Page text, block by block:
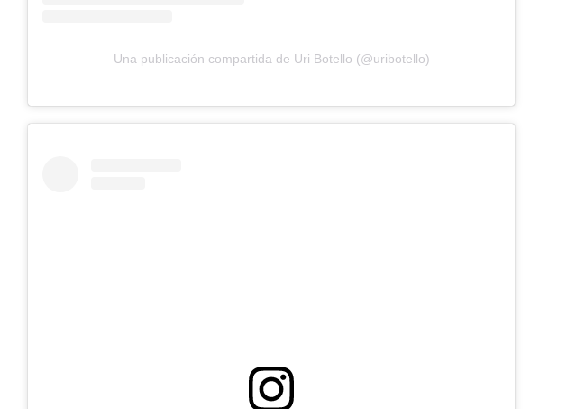
Una publicación compartida de Uri Botello (@uribotello)